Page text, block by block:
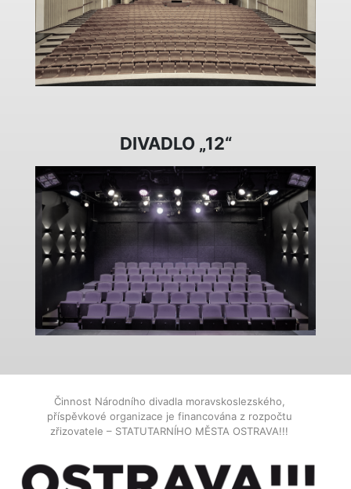
DIVADLO „12“
Činnost Národního divadla moravskoslezského,
příspěvkové organizace je financována z rozpočtu
zřizovatele – STATUTARNÍHO MĚSTA OSTRAVA!!!